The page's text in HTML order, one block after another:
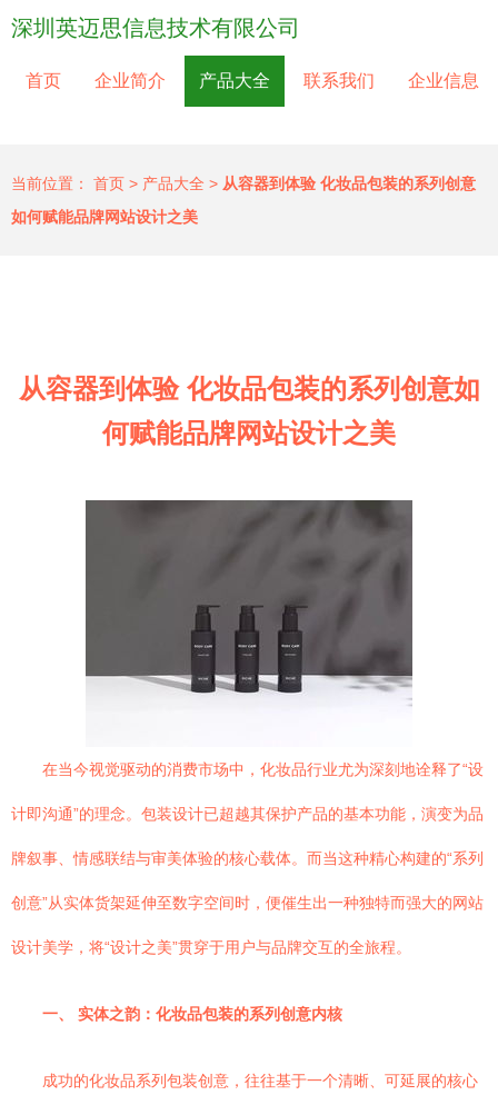
深圳英迈思信息技术有限公司
首页 企业简介 产品大全 联系我们 企业信息
当前位置： 首页 > 产品大全 > 从容器到体验 化妆品包装的系列创意
如何赋能品牌网站设计之美
从容器到体验 化妆品包装的系列创意如
何赋能品牌网站设计之美
在当今视觉驱动的消费市场中，化妆品行业尤为深刻地诠释了“设
计即沟通”的理念。包装设计已超越其保护产品的基本功能，演变为品
牌叙事、情感联结与审美体验的核心载体。而当这种精心构建的“系列
创意”从实体货架延伸至数字空间时，便催生出一种独特而强大的网站
设计美学，将“设计之美”贯穿于用户与品牌交互的全旅程。
一、 实体之韵：化妆品包装的系列创意内核
成功的化妆品系列包装创意，往往基于一个清晰、可延展的核心